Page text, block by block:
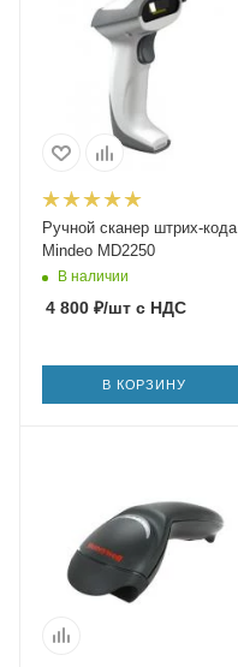
Ручной сканер штрих-кода
Mindeo MD2250
В наличии
4 800 ₽/шт с НДС
В КОРЗИНУ